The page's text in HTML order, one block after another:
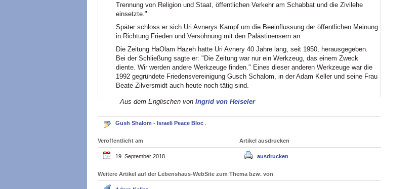
Trennung von Religion und Staat, öffentlichen Verkehr am Schabbat und die Zivilehe
einsetzte."
Später schloss er sich Uri Avnerys Kampf um die Beeinflussung der öffentlichen Meinung
in Richtung Frieden und Versöhnung mit den Palästinensern an.
Die Zeitung HaOlam Hazeh hatte Uri Avnery 40 Jahre lang, seit 1950, herausgegeben.
Bei der Schließung sagte er: "Die Zeitung war nur ein Werkzeug, das einem Zweck
diente. Wir werden andere Werkzeuge finden." Eines dieser anderen Werkzeuge war die
1992 gegründete Friedensvereinigung Gusch Schalom, in der Adam Keller und seine Frau
Beate Zilversmidt auch heute noch tätig sind.
Aus dem Englischen von Ingrid von Heiseler
Gush Shalom - Israeli Peace Bloc
Veröffentlicht am
19. September 2018
Artikel ausdrucken
ausdrucken
Weitere Artikel auf der Lebenshaus-WebSite zum Thema bzw. von